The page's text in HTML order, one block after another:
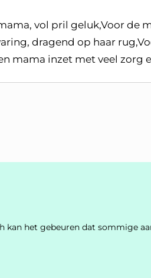
vol pril geluk,Voor de
dragend op haar
mama inzet met veel zorg
kan het gebeuren dat sommige